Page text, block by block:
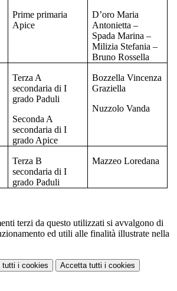
Prime primaria
Apice
D’oro Maria
Antonietta –
Spada Marina –
Milizia Stefania –
Bruno Rossella
Terza A
secondaria di I
grado Paduli
Seconda A
secondaria di I
grado Apice
Bozzella Vincenza
Graziella
Nuzzolo Vanda
Terza B
secondaria di I
grado Paduli
Mazzeo Loredana
terzi da questo utilizzati si avvalgono di
ed utili alle finalità illustrate nella
tutti i cookies Accetta tutti i cookies